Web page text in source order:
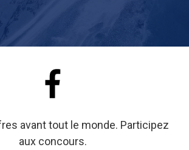
avant tout le monde. Participez
aux concours.